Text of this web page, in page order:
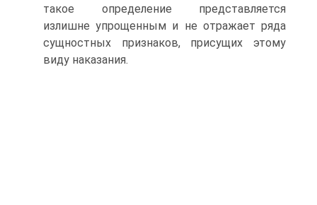
такое определение представляется
излишне упрощенным и не отражает ряда
сущностных признаков, присущих этому
виду наказания.